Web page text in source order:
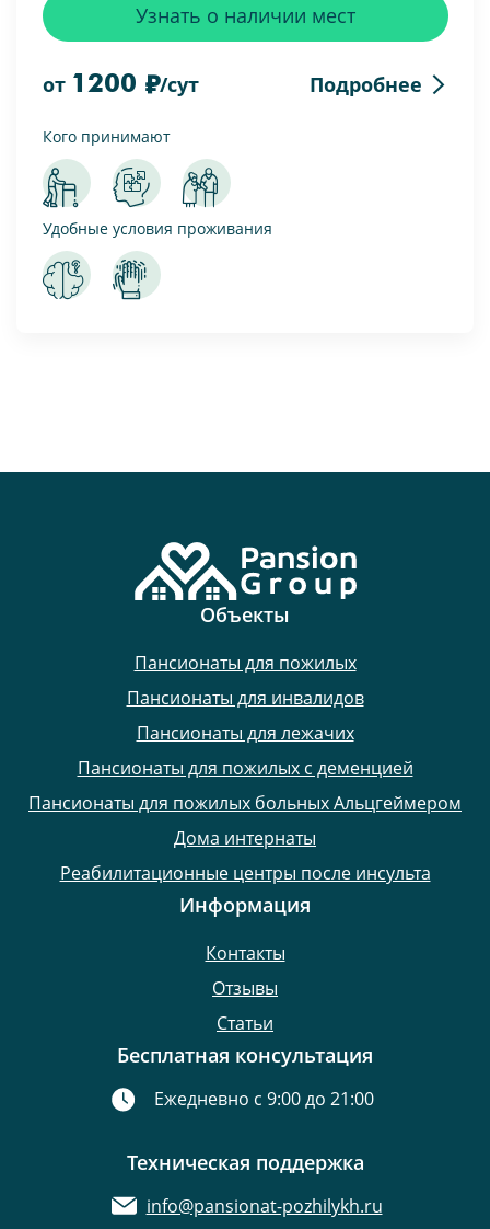
от 1200 /сут Подробнее
Узнать о наличии мест
Кого принимают
Удобные условия проживания
Объекты
Пансионаты для пожилых
Пансионаты для инвалидов
Пансионаты для лежачих
Пансионаты для пожилых с деменцией
Пансионаты для пожилых больных Альцгеймером
Дома интернаты
Реабилитационные центры после инсульта
Информация
Контакты
Отзывы
Статьи
Бесплатная консультация
Ежедневно с 9:00 до 21:00
Техническая поддержка
info@pansionat-pozhilykh.ru